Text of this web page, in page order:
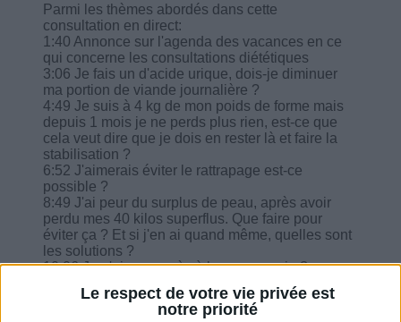
Le respect de votre vie privée est
notre priorité
Parmi les thèmes abordés dans cette
consultation en direct:
1:40 Annonce sur l'agenda des vacances en ce
qui concerne les consultations diététiques
3:06 Je fais un d'acide urique, dois-je diminuer
ma portion de viande journalière ?
4:49 Je suis à 4 kg de mon poids de forme mais
depuis 1 mois je ne perds plus rien, est-ce que
cela veut dire que je dois en rester là et faire la
stabilisation ?
6:52 J'aimerais éviter le rattrapage est-ce
possible ?
8:49 J'ai peur du surplus de peau, après avoir
perdu mes 40 kilos superflus. Que faire pour
éviter ça ? Et si j'en ai quand même, quelles sont
les solutions ?
10:06 Je n'ai pas accès à la messagerie ?
10:54 Si je ne prends pas de pain au petit-
déjeuner, je peux prendre des pâtes cuites au